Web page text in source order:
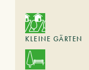
KLEINE GÄRTEN